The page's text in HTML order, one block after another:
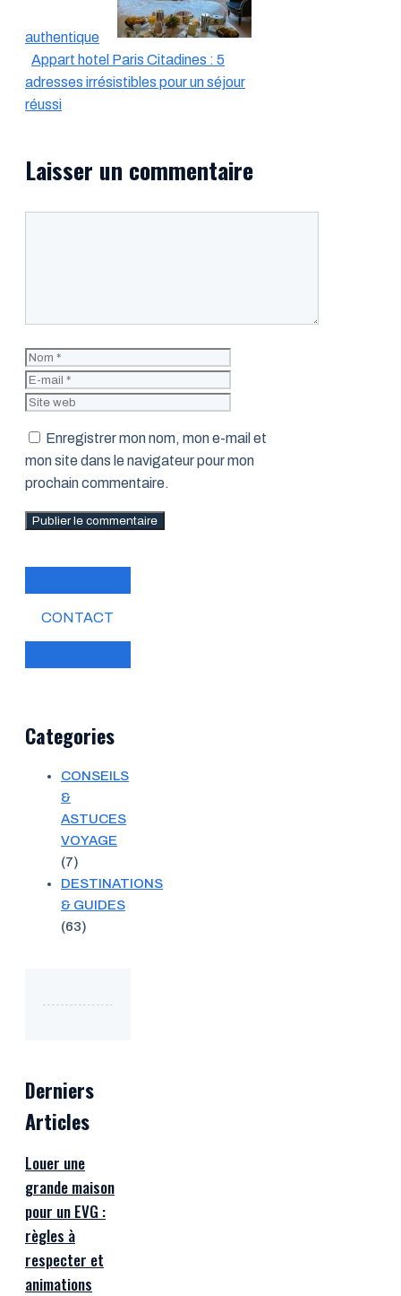
authentique
Appart hotel Paris Citadines : 5
adresses irrésistibles pour un séjour
réussi
Laisser un commentaire
Nom
Enregistrer mon nom, mon e-mail et
mon site dans le navigateur pour mon
prochain commentaire.
CONTACT
Categories
CONSEILS
&
ASTUCES
VOYAGE
(7)
DESTINATIONS
& GUIDES
(63)
Derniers
Articles
Louer une
grande maison
pour un EVG :
règles à
respecter et
animations